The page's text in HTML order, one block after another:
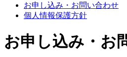
お申し込み・お問い合わせ
個人情報保護方針
お申し込み・お